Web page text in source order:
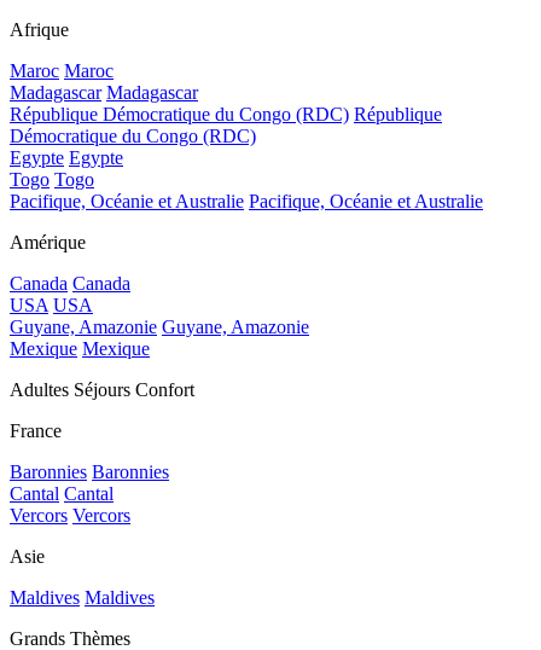
Afrique
Maroc Maroc
Madagascar Madagascar
République Démocratique du Congo (RDC) République
Démocratique du Congo (RDC)
Egypte Egypte
Togo Togo
Pacifique, Océanie et Australie Pacifique, Océanie et Australie
Amérique
Canada Canada
USA USA
Guyane, Amazonie Guyane, Amazonie
Mexique Mexique
Adultes Séjours Confort
France
Baronnies Baronnies
Cantal Cantal
Vercors Vercors
Asie
Maldives Maldives
Grands Thèmes